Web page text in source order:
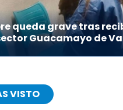
queda grave tras
Guacamayo de
VISTO